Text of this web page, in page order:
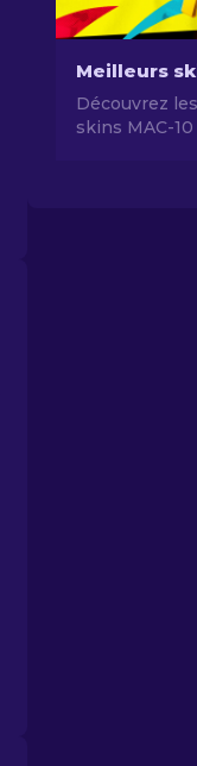
Découvrez
skins MAC-10